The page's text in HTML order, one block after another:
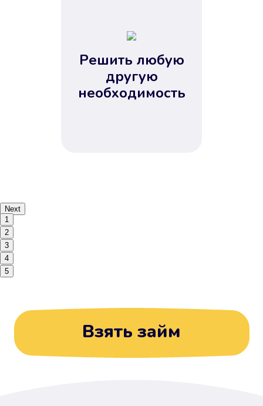
Решить любую
другую
необходимость
Next
1
2
3
4
5
Взять займ